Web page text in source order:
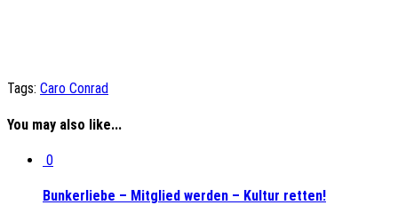
Tags: Caro Conrad
You may also like...
0
Bunkerliebe – Mitglied werden – Kultur retten!